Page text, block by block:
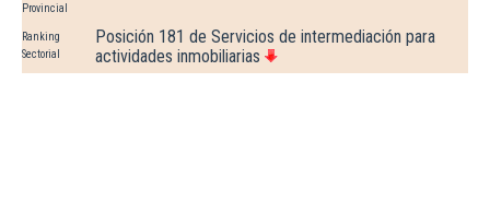
Provincial
Ranking
Sectorial
Posición 181 de Servicios de intermediación para
actividades inmobiliarias